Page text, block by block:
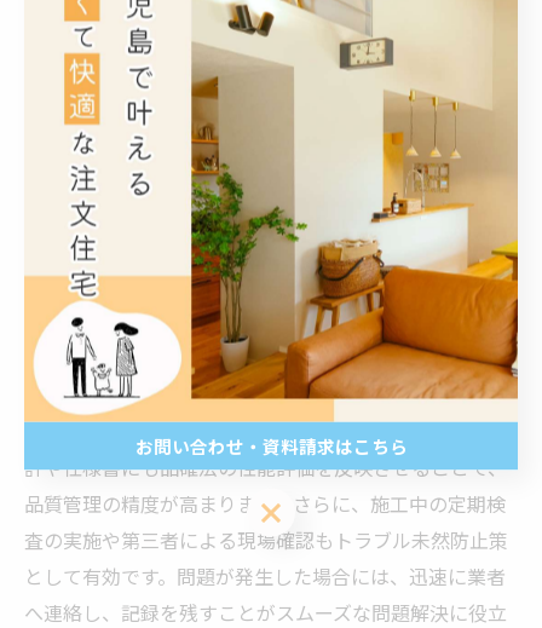
い住宅取得につながります。
トラブルを防ぐための注意点と契約時のポイント
注文住宅の契約締結や建築段階で、品確法と瑕疵担保責
任に関連したトラブルを防ぐための注意点を理解してお
くことは非常に重要です。まず、業者選定の段階で、品
確法に基づく性能表示の実施実績と瑕疵担保責任保険へ
の加入状況を確認しましょう。これにより信頼できる施
工業者かどうかの目安となります。契約時には瑕疵担保
責任の範囲や期間、修繕対応の詳細を明記し、曖昧な表
現を避けることがリスク回避につながります。また、設
計や仕様書にも品確法の性能評価を反映させることで、
品質管理の精度が高まります。さらに、施工中の定期検
査の実施や第三者による現場確認もトラブル未然防止策
として有効です。問題が発生した場合には、迅速に業者
へ連絡し、記録を残すことがスムーズな問題解決に役立
お問い合わせ・資料請求はこちら
お問い合わせ・資料請求はこちら